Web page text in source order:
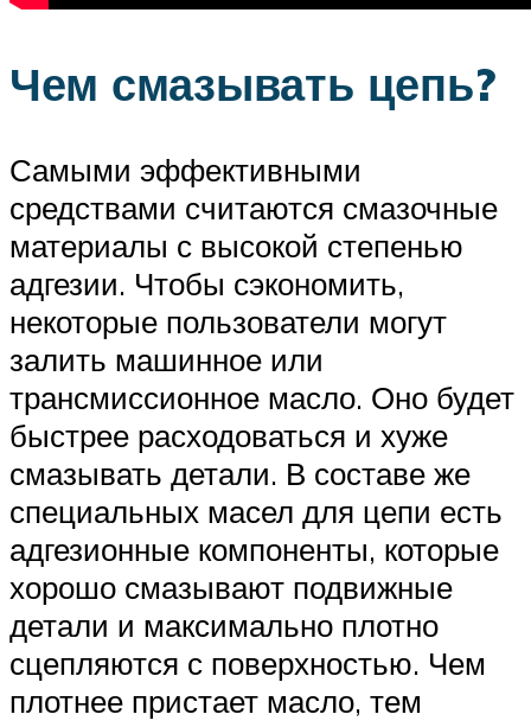
Чем смазывать цепь?
Самыми эффективными
средствами считаются смазочные
материалы с высокой степенью
адгезии. Чтобы сэкономить,
некоторые пользователи могут
залить машинное или
трансмиссионное масло. Оно будет
быстрее расходоваться и хуже
смазывать детали. В составе же
специальных масел для цепи есть
адгезионные компоненты, которые
хорошо смазывают подвижные
детали и максимально плотно
сцепляются с поверхностью. Чем
плотнее пристает масло, тем